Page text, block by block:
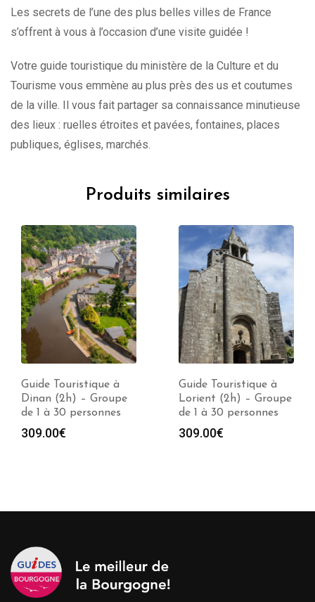
Les secrets de l’une des plus belles villes de France
s’offrent à vous à l’occasion d’une visite guidée !
Votre guide touristique du ministère de la Culture et du
Tourisme vous emmène au plus près des us et coutumes
de la ville. Il vous fait partager sa connaissance minutieuse
des lieux : ruelles étroites et pavées, fontaines, places
publiques, églises, marchés.
Produits similaires
Guide Touristique à
Dinan (2h) – Groupe
de 1 à 30 personnes
309.00€
Guide Touristique à
Lorient (2h) – Groupe
de 1 à 30 personnes
309.00€